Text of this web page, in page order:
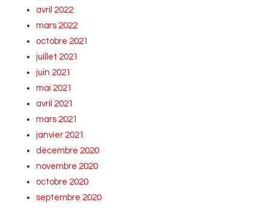
avril 2022
mars 2022
octobre 2021
juillet 2021
juin 2021
mai 2021
avril 2021
mars 2021
janvier 2021
décembre 2020
novembre 2020
octobre 2020
septembre 2020